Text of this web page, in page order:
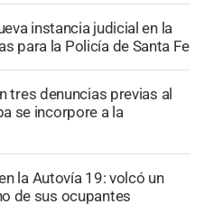
instancia judicial en la
para la Policía de Santa Fe
tres denuncias previas al
se incorpore a la
la Autovía 19: volcó un
de sus ocupantes